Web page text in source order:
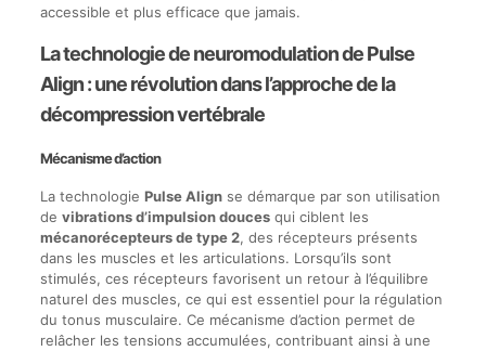
accessible et plus efficace que jamais.
La technologie de neuromodulation de Pulse
Align : une révolution dans l’approche de la
décompression vertébrale
Mécanisme d’action
La technologie Pulse Alignse démarque par son utilisation
de vibrations d’impulsion doucesqui ciblent les
mécanorécepteurs de type 2, des récepteurs présents
dans les muscles et les articulations. Lorsqu’ils sont
stimulés, ces récepteurs favorisent un retour à l’équilibre
naturel des muscles, ce qui est essentiel pour la régulation
du tonus musculaire. Ce mécanisme d’action permet de
relâcher les tensions accumulées, contribuant ainsi à une